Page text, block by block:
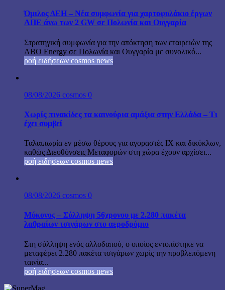
Όμιλος ΔΕΗ – Νέα συμφωνία για χαρτοφυλάκιο έργων
ΑΠΕ άνω των 2 GW σε Πολωνία και Ουγγαρία
Στρατηγική συμφωνία για την απόκτηση των εταιρειών της
ABO Energy σε Πολωνία και Ουγγαρία με συνολικό...
ροή ειδήσεων cosmos news
08/08/2026 cosmos 0
Χωρίς πινακίδες τα καινούρια αμάξια στην Ελλάδα – Τι
έχει συμβεί
Ταλαιπωρία εν μέσω θέρους για αγοραστές ΙΧ και δικύκλων,
καθώς Διευθύνσεις Μεταφορών στη χώρα έχουν αρχίσει...
ροή ειδήσεων cosmos news
08/08/2026 cosmos 0
Μύκονος – Σύλληψη 56χρονου με 2.280 πακέτα
λαθραίων τσιγάρων στο αεροδρόμιο
Στη σύλληψη ενός αλλοδαπού, ο οποίος εντοπίστηκε να
μεταφέρει 2.280 πακέτα τσιγάρων χωρίς την προβλεπόμενη
ταινία...
ροή ειδήσεων cosmos news